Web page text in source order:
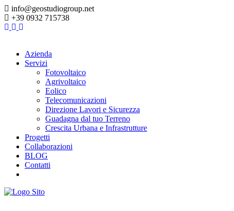
info@geostudiogroup.net
+39 0932 715738
Azienda
Servizi
Fotovoltaico
Agrivoltaico
Eolico
Telecomunicazioni
Direzione Lavori e Sicurezza
Guadagna dal tuo Terreno
Crescita Urbana e Infrastrutture
Progetti
Collaborazioni
BLOG
Contatti